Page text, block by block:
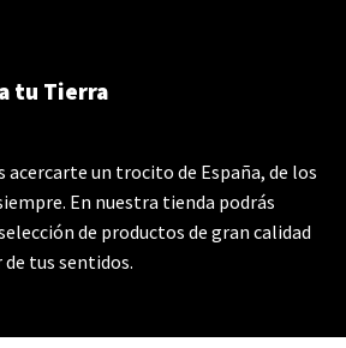
tu Tierra
acercarte un trocito de España, de los
En nuestra tienda podrás
de productos de gran calidad
tus sentidos.